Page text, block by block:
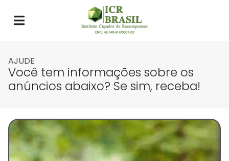
AJUDE
Você tem informações sobre os
anúncios abaixo? Se sim, receba!